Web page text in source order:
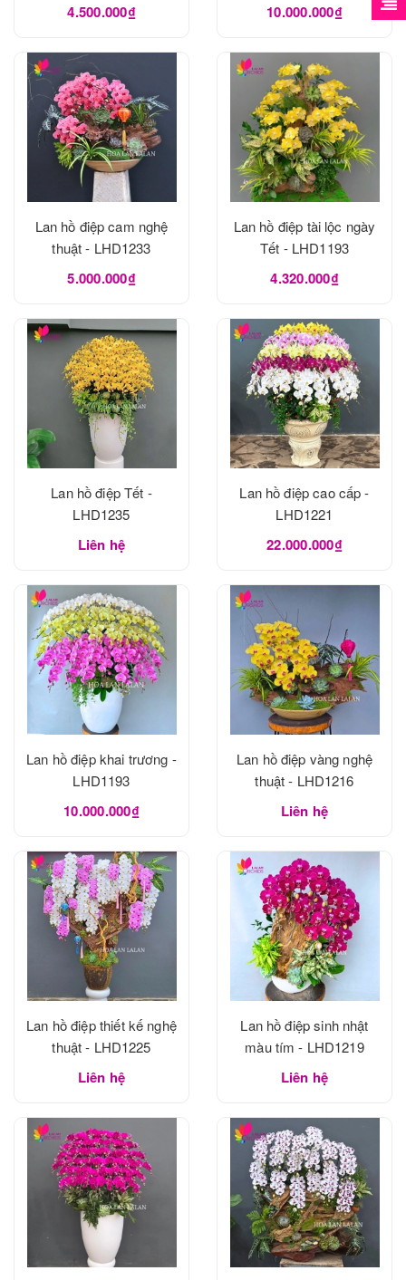
4.500.000₫ 10.000.000₫
Lan hồ điệp cam nghệ
thuật - LHD1233
5.000.000₫
Lan hồ điệp tài lộc ngày
Tết - LHD1193
4.320.000₫
Lan hồ điệp Tết -
LHD1235
Liên hệ
Lan hồ điệp cao cấp -
LHD1221
22.000.000₫
Lan hồ điệp khai trương -
LHD1193
10.000.000₫
Lan hồ điệp vàng nghệ
thuật - LHD1216
Liên hệ
Lan hồ điệp thiết kế nghệ
thuật - LHD1225
Liên hệ
Lan hồ điệp sinh nhật
màu tím - LHD1219
Liên hệ